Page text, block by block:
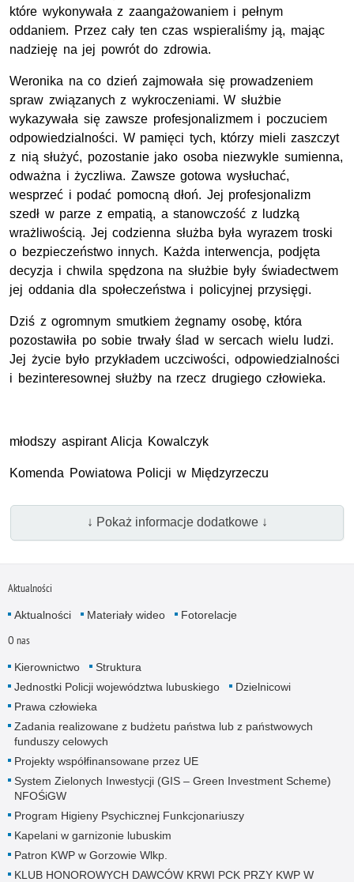
które wykonywała z zaangażowaniem i pełnym
oddaniem. Przez cały ten czas wspieraliśmy ją, mając
nadzieję na jej powrót do zdrowia.
Weronika na co dzień zajmowała się prowadzeniem
spraw związanych z wykroczeniami. W służbie
wykazywała się zawsze profesjonalizmem i poczuciem
odpowiedzialności. W pamięci tych, którzy mieli zaszczyt
z nią służyć, pozostanie jako osoba niezwykle sumienna,
odważna i życzliwa. Zawsze gotowa wysłuchać,
wesprzeć i podać pomocną dłoń. Jej profesjonalizm
szedł w parze z empatią, a stanowczość z ludzką
wrażliwością. Jej codzienna służba była wyrazem troski
o bezpieczeństwo innych. Każda interwencja, podjęta
decyzja i chwila spędzona na służbie były świadectwem
jej oddania dla społeczeństwa i policyjnej przysięgi.
Dziś z ogromnym smutkiem żegnamy osobę, która
pozostawiła po sobie trwały ślad w sercach wielu ludzi.
Jej życie było przykładem uczciwości, odpowiedzialności
i bezinteresownej służby na rzecz drugiego człowieka.
młodszy aspirant Alicja Kowalczyk
Komenda Powiatowa Policji w Międzyrzeczu
↓ Pokaż informacje dodatkowe ↓
Aktualności
Aktualności Materiały wideo Fotorelacje
O nas
Kierownictwo
Struktura
Jednostki Policji województwa lubuskiego
Dzielnicowi
Prawa człowieka
Zadania realizowane z budżetu państwa lub z państwowych
funduszy celowych
Projekty współfinansowane przez UE
System Zielonych Inwestycji (GIS – Green Investment Scheme)
NFOŚiGW
Program Higieny Psychicznej Funkcjonariuszy
Kapelani w garnizonie lubuskim
Patron KWP w Gorzowie Wlkp.
KLUB HONOROWYCH DAWCÓW KRWI PCK PRZY KWP W